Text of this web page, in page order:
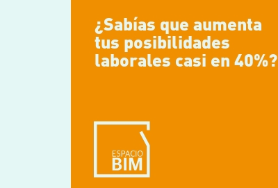
¿Sabías que aumenta
tus posibilidades
laborales casi en 40%?